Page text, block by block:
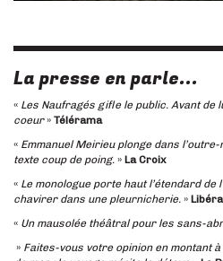
La presse en parle...
« Les Naufragés gifle le public. Avant de
coeur» Télérama
« Emmanuel Meirieu plonge dans
texte coup de poing. » La Croix
« Le monologue porte haut l’étendard de
chavirer dans une pleurnicherie. »
« Un mausolée théâtral pour les sans-
» Faites-vous votre opinion en montant